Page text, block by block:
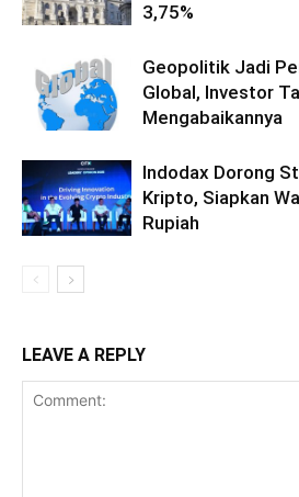
3,75%
Geopolitik Jadi
Global, Investor
Mengabaikannya
Indodax Dorong
Kripto, Siapkan
Rupiah
LEAVE A REPLY